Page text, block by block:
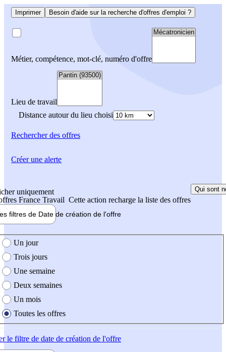
Imprimer Besoin d'aide sur la recherche d'offres d'emploi ?
Métier, compétence, mot-clé, numéro d'offre
Lieu de travail
Distance autour du lieu choisi
Rechercherdes offres
uniquement
France Travail Cette action recharge la liste des offres
Qui sont
filtres de Date de création de l'offre
création de l'offre
Un jour
Trois jours
Une semaine
Deux semaines
Un mois
Toutes les offres
le filtre de date de création de l'offre
Créer une alerte